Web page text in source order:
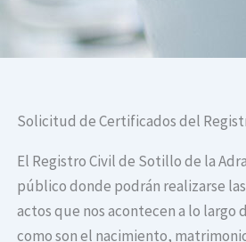
Solicitud de Certificados del
El Registro Civil de Sotillo de la
público donde podrán realizarse
actos que nos acontecen a lo largo
como son el nacimiento,